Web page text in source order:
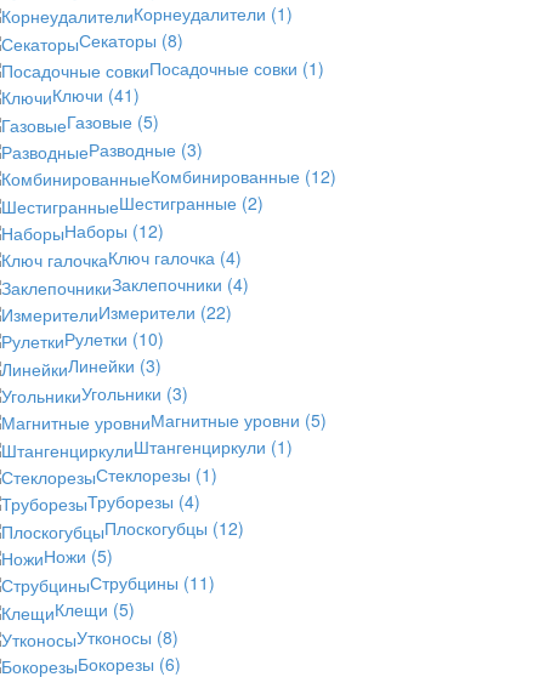
Корнеудалители (1)
Секаторы (8)
Посадочные совки (1)
Ключи (41)
Газовые (5)
Разводные (3)
Комбинированные (12)
Шестигранные (2)
Наборы (12)
Ключ галочка (4)
Заклепочники (4)
Измерители (22)
Рулетки (10)
Линейки (3)
Угольники (3)
Магнитные уровни (5)
Штангенциркули (1)
Стеклорезы (1)
Труборезы (4)
Плоскогубцы (12)
Ножи (5)
Струбцины (11)
Клещи (5)
Утконосы (8)
Бокорезы (6)